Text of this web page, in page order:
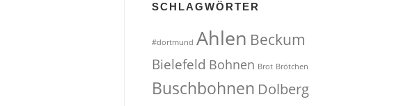
SCHLAGWÖRTER
#dortmund Ahlen Beckum
Bielefeld Bohnen Brot Brötchen
Buschbohnen Dolberg